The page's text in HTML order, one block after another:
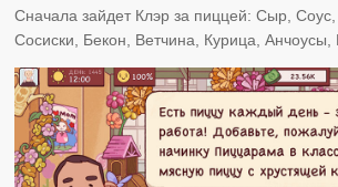
Сначала зайдет Клэр за пиццей: Сыр,
Сосиски, Бекон, Ветчина, Курица, Анчоусы,